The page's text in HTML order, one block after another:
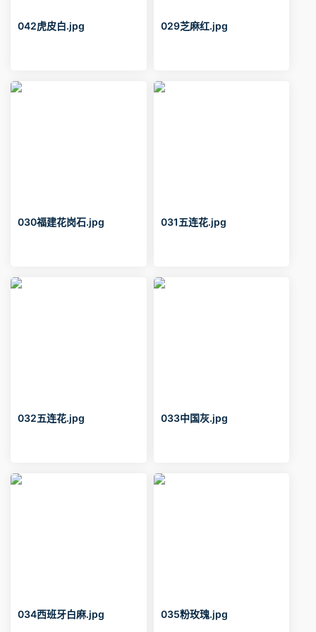
042虎皮白.jpg 029芝麻红.jpg
030福建花岗石.jpg 031五连花.jpg
032五连花.jpg 033中国灰.jpg
034西班牙白麻.jpg 035粉玫瑰.jpg